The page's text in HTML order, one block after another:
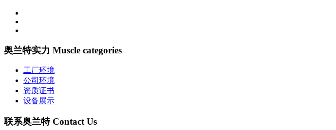
奥兰特实力 Muscle categories
工厂环境
公司环境
资质证书
设备展示
联系奥兰特 Contact Us